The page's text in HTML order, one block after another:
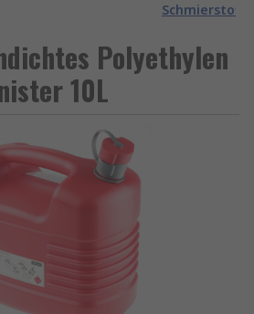
Schmierstoffe
Polyethylen
10L